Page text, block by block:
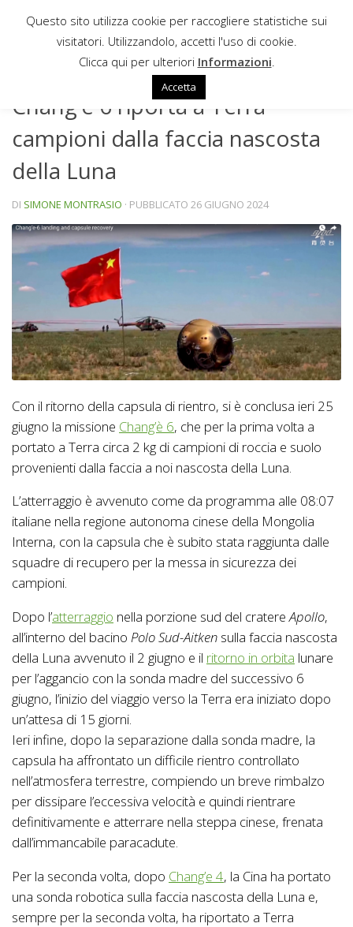
Sotto il contenuto
Chang’e 6 riporta a Terra
campioni dalla faccia nascosta
della Luna
DI SIMONE MONTRASIO · PUBBLICATO 26 GIUGNO 2024
Con il ritorno della capsula di rientro, si è conclusa ieri 25
giugno la missione Chang’è 6, che per la prima volta a
portato a Terra circa 2 kg di campioni di roccia e suolo
provenienti dalla faccia a noi nascosta della Luna.
L’atterraggio è avvenuto come da programma alle 08:07
italiane nella regione autonoma cinese della Mongolia
Interna, con la capsula che è subito stata raggiunta dalle
squadre di recupero per la messa in sicurezza dei
campioni.
Dopo l’atterraggio nella porzione sud del cratereApollo,
all’interno del bacino Polo Sud-Aitken sulla faccia nascosta
della Luna avvenuto il 2 giugno e il ritorno in orbita lunare
per l’aggancio con la sonda madre del successivo 6
giugno, l’inizio del viaggio verso la Terra era iniziato dopo
un’attesa di 15 giorni.
Ieri infine, dopo la separazione dalla sonda madre, la
capsula ha affrontato un difficile rientro controllato
nell’atmosfera terrestre, compiendo un breve rimbalzo
per dissipare l’eccessiva velocità e quindi rientrare
definitivamente e atterrare nella steppa cinese, frenata
dall’immancabile paracadute.
Per la seconda volta, dopo Chang’e 4, la Cina ha portato
una sonda robotica sulla faccia nascosta della Luna e,
sempre per la seconda volta, ha riportato a Terra
Questo sito utilizza cookie per raccogliere statistiche sui
visitatori. Utilizzandolo, accetti l'uso di cookie.
Clicca qui per ulteriori Informazioni
Accetta